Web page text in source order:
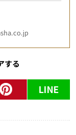
する
LINE